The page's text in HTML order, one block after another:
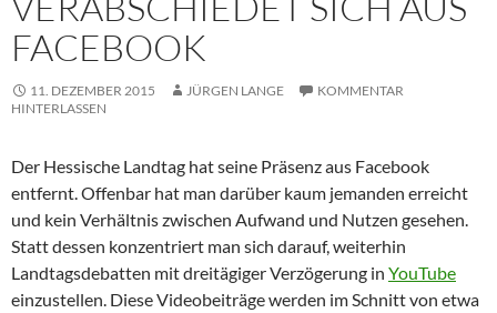
FACEBOOK
11. DEZEMBER 2015 JÜRGEN LANGE
KOMMENTAR
HINTERLASSEN
Der Hessische Landtag hat seine Präsenz aus Facebook
entfernt. Offenbar hat man darüber kaum jemanden erreicht
und kein Verhältnis zwischen Aufwand und Nutzen gesehen.
Statt dessen konzentriert man sich darauf, weiterhin
Landtagsdebatten mit dreitägiger Verzögerung in YouTube
einzustellen. Diese Videobeiträge werden im Schnitt von etwa